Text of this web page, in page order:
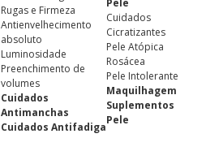
Rugas e Firmeza
Antienvelhecimento
absoluto
Luminosidade
Preenchimento de
volumes
Cuidados
Antimanchas
Cuidados Antifadiga
Pele
Cuidados
Cicratizantes
Pele Atópica
Rosácea
Pele Intolerante
Maquilhagem
Suplementos
Pele